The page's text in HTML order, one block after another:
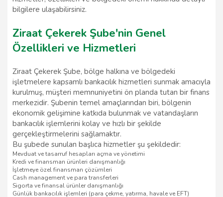
bilgilere ulaşabilirsiniz.
Ziraat Çekerek Şube'nin Genel
Özellikleri ve Hizmetleri
Ziraat Çekerek Şube, bölge halkına ve bölgedeki
işletmelere kapsamlı bankacılık hizmetleri sunmak amacıyla
kurulmuş, müşteri memnuniyetini ön planda tutan bir finans
merkezidir. Şubenin temel amaçlarından biri, bölgenin
ekonomik gelişimine katkıda bulunmak ve vatandaşların
bankacılık işlemlerini kolay ve hızlı bir şekilde
gerçekleştirmelerini sağlamaktır.
Bu şubede sunulan başlıca hizmetler şu şekildedir:
Mevduat ve tasarruf hesapları açma ve yönetimi
Kredi ve finansman ürünleri danışmanlığı
İşletmeye özel finansman çözümleri
Cash management ve para transferleri
Sigorta ve finansal ürünler danışmanlığı
Günlük bankacılık işlemleri (para çekme, yatırma, havale ve EFT)